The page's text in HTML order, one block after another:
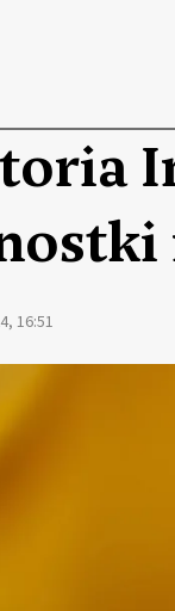
16:51